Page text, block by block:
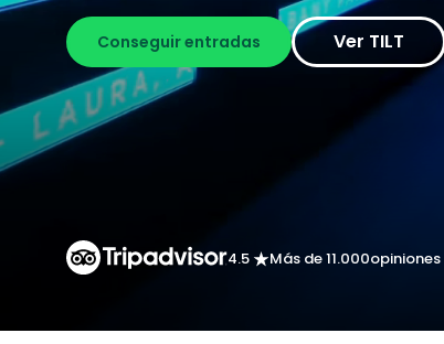
Conseguir entradas Ver TILT
4.5 Más de 11.000opiniones